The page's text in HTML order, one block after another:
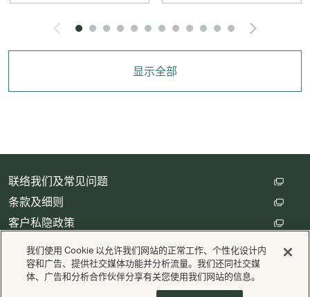
Click and Go to the Click
显示全部
联络我们及常见问题
条款及细则
客户私隐政策
数码存根设定
版权 © Cathay Pacific Airways Limited 國泰航空有限公司
我们使用 Cookie 以允许我们网站的正常工作、个性化设计内
容和广告、提供社交媒体功能并分析流量。我们还同社交媒
体、广告和分析合作伙伴分享有关您使用我们网站的信息。